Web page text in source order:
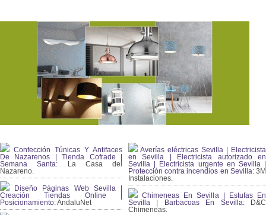
Confección Túnicas Y Antifaces
De Nazarenos | Tienda Cofrade |
Semana Santa: La Casa del
Nazareno.
Diseño Páginas Web Sevilla |
Creación Tiendas Online |
Posicionamiento:AndaluNet
Averías eléctricas Sevilla | Electricista
en Sevilla | Electricista autorizado en
Sevilla | Electricista urgente en Sevilla |
Protección contra incendios en Sevilla:3M
Instalaciones.
Chimeneas En Sevilla | Estufas En
Sevilla | Barbacoas En Sevilla:D&C
Chimeneas.